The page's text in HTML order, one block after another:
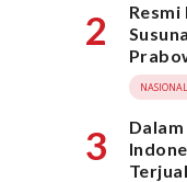
2
2024,
Suami
NASIONAL
3
Terjual